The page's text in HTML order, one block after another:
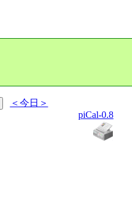
＜今日＞
piCal-0.8